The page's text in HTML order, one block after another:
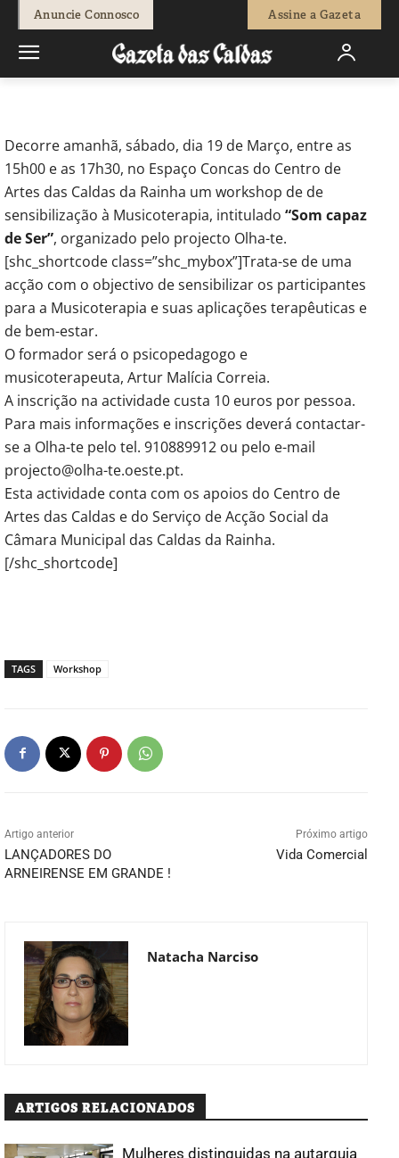
Anuncie Connosco Assine a Gazeta
Natacha Narciso 625 0
Decorre amanhã, sábado, dia 19 de Março, entre as
15h00 e as 17h30, no Espaço Concas do Centro de
Artes das Caldas da Rainha um workshop de de
sensibilização à Musicoterapia, intitulado “Som capaz
de Ser”, organizado pelo projecto Olha-te.
[shc_shortcode class=”shc_mybox”]Trata-se de uma
acção com o objectivo de sensibilizar os participantes
para a Musicoterapia e suas aplicações terapêuticas e
de bem-estar.
O formador será o psicopedagogo e
musicoterapeuta, Artur Malícia Correia.
A inscrição na actividade custa 10 euros por pessoa.
Para mais informações e inscrições deverá contactar-
se a Olha-te pelo tel. 910889912 ou pelo e-mail
projecto@olha-te.oeste.pt.
Esta actividade conta com os apoios do Centro de
Artes das Caldas e do Serviço de Acção Social da
Câmara Municipal das Caldas da Rainha.
[/shc_shortcode]
TAGS Workshop
Artigo anterior
LANÇADORES DO
ARNEIRENSE EM GRANDE !
Próximo artigo
Vida Comercial
Natacha Narciso
ARTIGOS RELACIONADOS
Mulheres distinguidas na autarquia